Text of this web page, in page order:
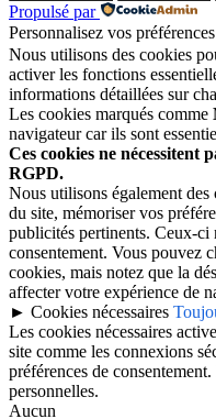
Propulsé par
Personnalisez vos
Nous utilisons des cookies
activer les fonctions
informations détaillées sur
Les cookies marqués comme
navigateur car ils sont
Ces cookies ne nécessitent
RGPD.
Nous utilisons également
du site, mémoriser vos
publicités pertinents. Ceux-ci
consentement. Vous pouvez
cookies, mais notez que la
affecter votre expérience de
► Cookies nécessaires
Les cookies nécessaires
site comme les connexions
préférences de
personnelles.
Aucun